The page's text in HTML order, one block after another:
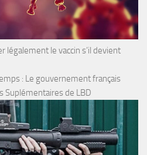
légalement le vaccin s’il devient
: Le gouvernement français
Suplémentaires de LBD